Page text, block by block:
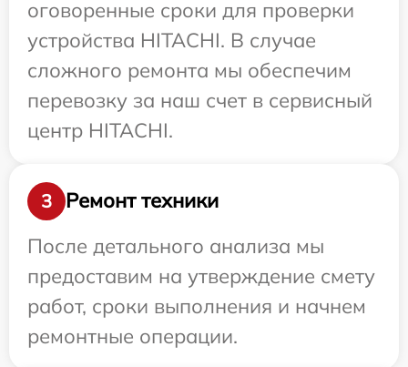
оговоренные сроки для проверки
устройства HITACHI. В случае
сложного ремонта мы обеспечим
перевозку за наш счет в сервисный
центр HITACHI.
3
Ремонт техники
После детального анализа мы
предоставим на утверждение смету
работ, сроки выполнения и начнем
ремонтные операции.